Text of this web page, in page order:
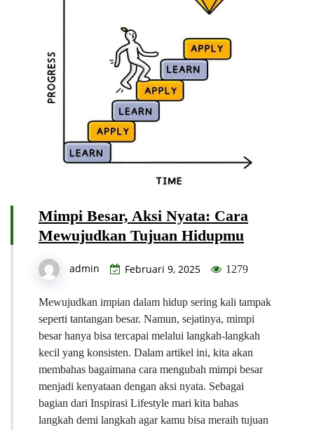
Mimpi Besar, Aksi Nyata: Cara
Mewujudkan Tujuan Hidupmu
admin Februari 9, 2025 1279
Mewujudkan impian dalam hidup sering kali tampak
seperti tantangan besar. Namun, sejatinya, mimpi
besar hanya bisa tercapai melalui langkah-langkah
kecil yang konsisten. Dalam artikel ini, kita akan
membahas bagaimana cara mengubah mimpi besar
menjadi kenyataan dengan aksi nyata. Sebagai
bagian dari Inspirasi Lifestyle mari kita bahas
langkah demi langkah agar kamu bisa meraih tujuan